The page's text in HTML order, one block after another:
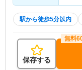
駅から徒歩5分以内
保存する